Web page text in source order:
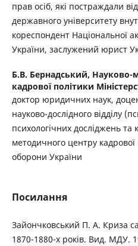
прав осіб, які постраждали
державного університету
кореспондент Національної
України, заслужений юрист
Б.В. Бернадський, Науково-
кадрової політики
доктор юридичних наук,
науково-дослідного відділу
психологічних досліджень та
методичного центру кадрової
оборони України
Посилання
Зайончковський П. А. Криза
1870-1880-х років. Вид. МДУ.